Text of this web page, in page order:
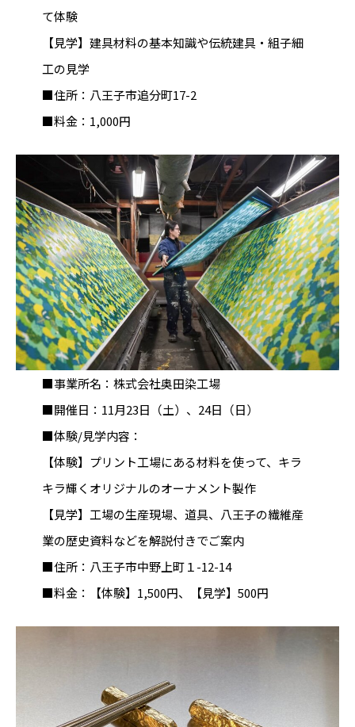
て体験
【見学】建具材料の基本知識や伝統建具・組子細
工の見学
■住所：八王子市追分町17-2
■料金：1,000円
■事業所名：株式会社奥田染工場
■開催日：11月23日（土）、24日（日）
■体験/見学内容：
【体験】プリント工場にある材料を使って、キラ
キラ輝くオリジナルのオーナメント製作
【見学】工場の生産現場、道具、八王子の繊維産
業の歴史資料などを解説付きでご案内
■住所：八王子市中野上町１-12-14
■料金：【体験】1,500円、【見学】500円